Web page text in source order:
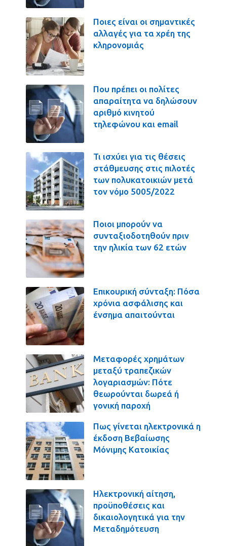
Ποιες είναι οι σημαντικές
αλλαγές για τα χρέη της
κληρονομιάς
Που πρέπει οι πολίτες
απαραίτητα να δηλώσουν
αριθμό κινητού
τηλεφώνου και email
Τι ισχύει για τις θέσεις
στάθμευσης στις πιλοτές
των πολυκατοικιών μετά
τον νόμο 5005/2022
Ποιοι μπορούν να
συνταξιοδοτηθούν πριν
την ηλικία των 62 ετών
Επικουρική σύνταξη: Πόσα
χρόνια ασφάλισης και
ένσημα απαιτούνται
Μεταφορές χρημάτων
μεταξύ τραπεζικών
λογαριασμών: Πότε
θεωρούνται δωρεά ή
γονική παροχή
Πως γίνεται ηλεκτρονικά η
έκδοση Βεβαίωσης
Μόνιμης Κατοικίας
Ηλεκτρονική αίτηση,
προϋποθέσεις και
δικαιολογητικά για την
Μεταδημότευση